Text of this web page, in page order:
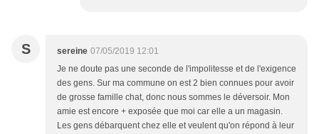
S sereine 07/05/2019 12:01
Je ne doute pas une seconde de l'impolitesse et de l'exigence
des gens. Sur ma commune on est 2 bien connues pour avoir
de grosse famille chat, donc nous sommes le déversoir. Mon
amie est encore + exposée que moi car elle a un magasin.
Les gens débarquent chez elle et veulent qu'on répond à leur